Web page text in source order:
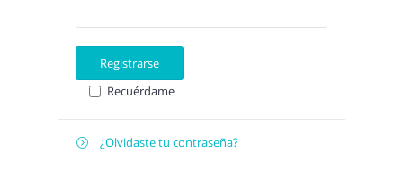
Registrarse
Recuérdame
 ¿Olvidaste tu contraseña?